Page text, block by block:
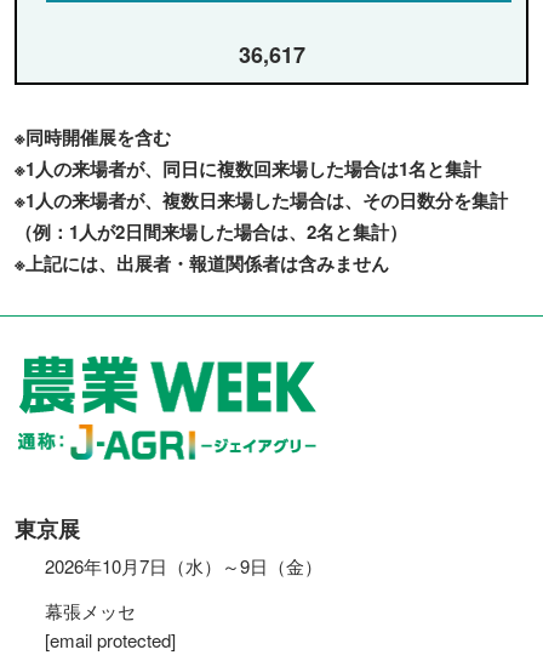
36,617
※同時開催展を含む
※1人の来場者が、同日に複数回来場した場合は1名と集計
※1人の来場者が、複数日来場した場合は、その日数分を集計
（例：1人が2日間来場した場合は、2名と集計）
※上記には、出展者・報道関係者は含みません
東京展
2026年10月7日（水）～9日（金）
幕張メッセ
[email protected]